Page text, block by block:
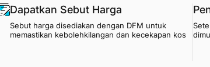
Dapatkan Sebut Harga
Sebut harga disediakan dengan DFM untuk
memastikan kebolehkilangan dan kecekapan kos